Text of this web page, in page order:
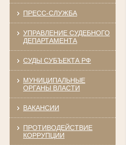
ПРЕСС-СЛУЖБА
УПРАВЛЕНИЕ СУДЕБНОГО
ДЕПАРТАМЕНТА
СУДЫ СУБЪЕКТА РФ
МУНИЦИПАЛЬНЫЕ
ОРГАНЫ ВЛАСТИ
ВАКАНСИИ
ПРОТИВОДЕЙСТВИЕ
КОРРУПЦИИ